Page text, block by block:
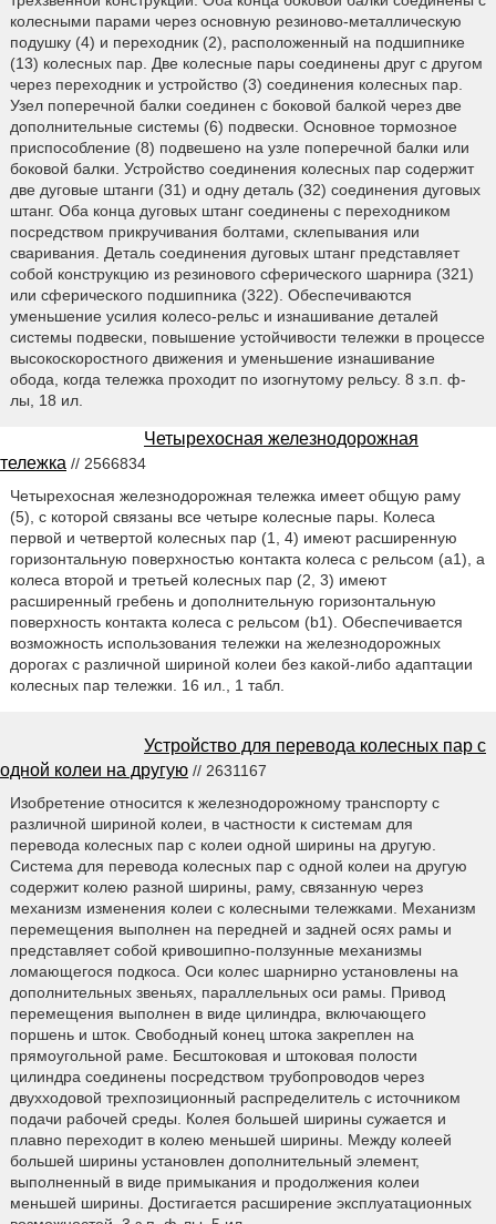
колесными парами через основную резиново-металлическую
подушку (4) и переходник (2), расположенный на подшипнике
(13) колесных пар. Две колесные пары соединены друг с другом
через переходник и устройство (3) соединения колесных пар.
Узел поперечной балки соединен с боковой балкой через две
дополнительные системы (6) подвески. Основное тормозное
приспособление (8) подвешено на узле поперечной балки или
боковой балки. Устройство соединения колесных пар содержит
две дуговые штанги (31) и одну деталь (32) соединения дуговых
штанг. Оба конца дуговых штанг соединены с переходником
посредством прикручивания болтами, склепывания или
сваривания. Деталь соединения дуговых штанг представляет
собой конструкцию из резинового сферического шарнира (321)
или сферического подшипника (322). Обеспечиваются
уменьшение усилия колесо-рельс и изнашивание деталей
системы подвески, повышение устойчивости тележки в процессе
высокоскоростного движения и уменьшение изнашивание
обода, когда тележка проходит по изогнутому рельсу. 8 з.п. ф-
лы, 18 ил.
Четырехосная железнодорожная
тележка // 2566834
Четырехосная железнодорожная тележка имеет общую раму
(5), с которой связаны все четыре колесные пары. Колеса
первой и четвертой колесных пар (1, 4) имеют расширенную
горизонтальную поверхностью контакта колеса с рельсом (а1), а
колеса второй и третьей колесных пар (2, 3) имеют
расширенный гребень и дополнительную горизонтальную
поверхность контакта колеса с рельсом (b1). Обеспечивается
возможность использования тележки на железнодорожных
дорогах с различной шириной колеи без какой-либо адаптации
колесных пар тележки. 16 ил., 1 табл.
Устройство для перевода колесных пар с
одной колеи на другую // 2631167
Изобретение относится к железнодорожному транспорту с
различной шириной колеи, в частности к системам для
перевода колесных пар с колеи одной ширины на другую.
Система для перевода колесных пар с одной колеи на другую
содержит колею разной ширины, раму, связанную через
механизм изменения колеи с колесными тележками. Механизм
перемещения выполнен на передней и задней осях рамы и
представляет собой кривошипно-ползунные механизмы
ломающегося подкоса. Оси колес шарнирно установлены на
дополнительных звеньях, параллельных оси рамы. Привод
перемещения выполнен в виде цилиндра, включающего
поршень и шток. Свободный конец штока закреплен на
прямоугольной раме. Бесштоковая и штоковая полости
цилиндра соединены посредством трубопроводов через
двухходовой трехпозиционный распределитель с источником
подачи рабочей среды. Колея большей ширины сужается и
плавно переходит в колею меньшей ширины. Между колеей
большей ширины установлен дополнительный элемент,
выполненный в виде примыкания и продолжения колеи
меньшей ширины. Достигается расширение эксплуатационных